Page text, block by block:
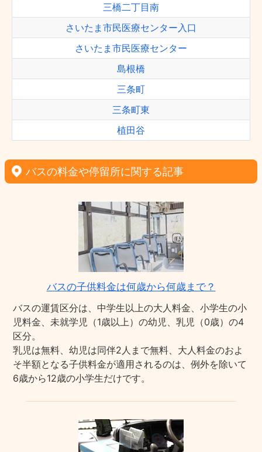
三橋二丁目南
さいたま市民医療センター入口
さいたま市民医療センター
島根橋
三条町
三条町東
植田谷
バスの料金や停留所に関する記事
バスの子供料金は何歳から何歳まで？
バスの運賃区分は、中学生以上の大人料金、小学生の小
児料金、未就学児（1歳以上）の幼児、乳児（0歳）の4
区分。
乳児は無料、幼児は同伴2人まで無料、大人料金のおよ
そ半額となる子供料金が適用されるのは、例外を除いて
6歳から12歳の小学生だけです。